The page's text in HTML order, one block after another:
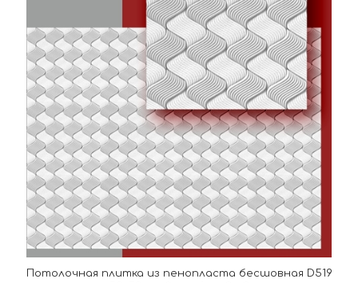
Потолочная плитка из пенопласта бесшовная D519